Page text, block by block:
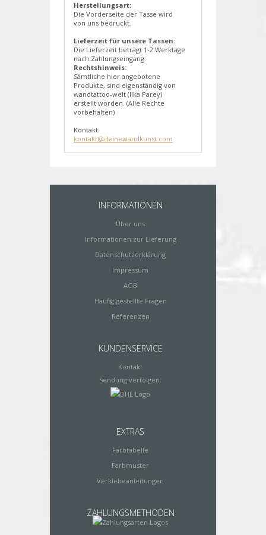
Herstellungsart:
Die Vorderseite der Tasse wird
von uns bedruckt.
Lieferzeit für unsere Tassen:
Die Lieferzeit beträgt 1-2 Werktage
nach Zahlungseingang.
Rechtshinweis:
Sämtliche hier angebotene
Produkte, sind eigenständig von
wandtattoo-welt (Ilka Parey)
erstellt worden. (Alle Rechte
vorbehalten)
Kontakt:
kontakt@deinewandkunst.com
INFORMATIONEN
Über uns
Informationen zur Lieferung
Datenschutzerklärung
Impressum
AGB
Häufig gestellte Fragen
Referenzen
KUNDENSERVICE
Kontakt
Sendung verfolgen:
EXTRAS
Farbtabelle
Farbmuster
Verklebeanleitungen
ZAHLUNGSMETHODEN